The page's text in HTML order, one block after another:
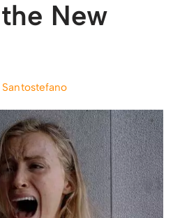
New
Santostefano